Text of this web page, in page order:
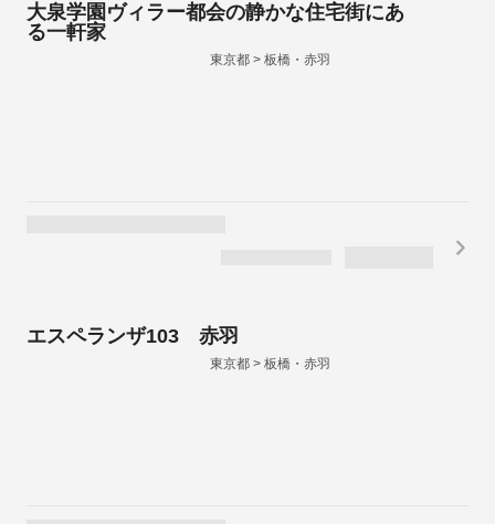
大泉学園ヴィラー都会の静かな住宅街にあ
る一軒家
東京都 > 板橋・赤羽
エスペランザ103 赤羽
東京都 > 板橋・赤羽